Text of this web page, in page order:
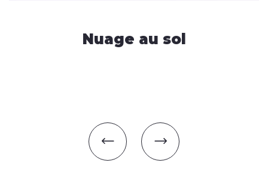
Nuage au sol